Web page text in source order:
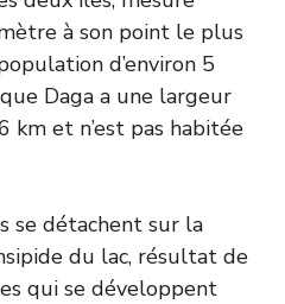
à son point le plus
d’environ 5
Daga a une largeur
km et n’est pas habitée
se détachent sur la
du lac, résultat de
qui se développent